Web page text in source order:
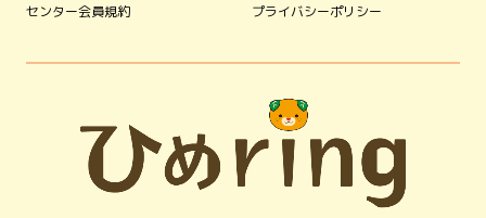
センター会員規約
プライバシーポリシー